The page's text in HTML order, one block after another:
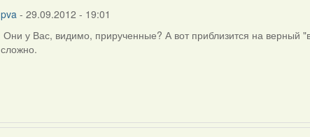
pva - 29.09.2012 - 19:01
In
reply
Они у Вас, видимо, прирученные? А вот приблизится на верный
сложно.